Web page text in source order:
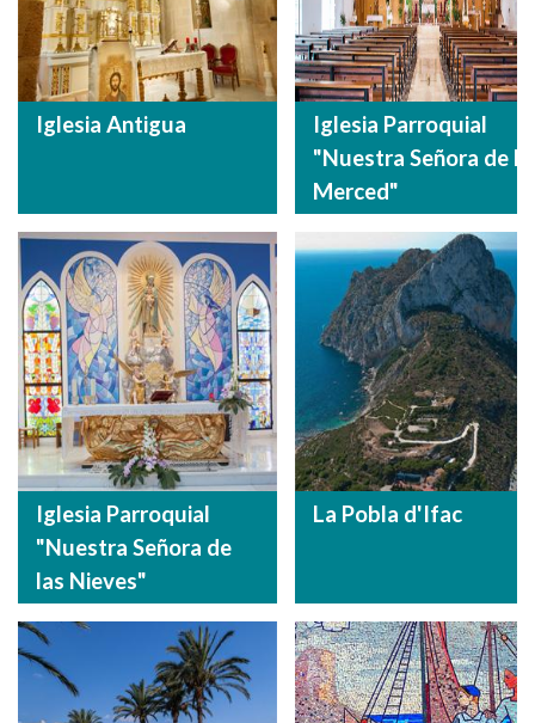
Iglesia Antigua
Iglesia Parroquial
"Nuestra Señora de la
Merced"
Iglesia Parroquial
"Nuestra Señora de
las Nieves"
La Pobla d'Ifac